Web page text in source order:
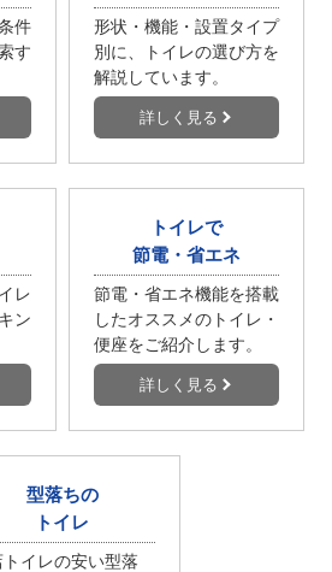
件
す
形状・機能・設置タイプ
別に、トイレの選び方を
解説しています。
詳しく見る
レ
ン
トイレで
節電・省エネ
節電・省エネ機能を搭載
したオススメのトイレ・
便座をご紹介します。
詳しく見る
型落ちの
トイレ
トイレの安い型落